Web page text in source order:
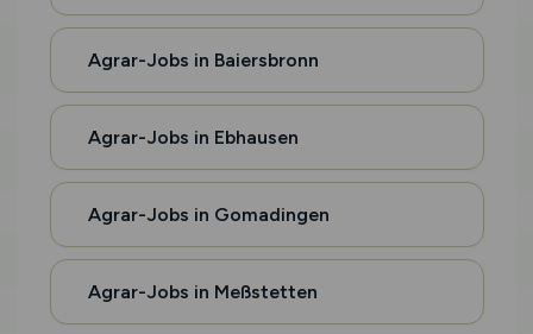
Agrar-Jobs in Baiersbronn
Agrar-Jobs in Ebhausen
Agrar-Jobs in Gomadingen
Agrar-Jobs in Meßstetten